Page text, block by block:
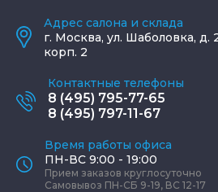
Адрес салона и склада
г. Москва, ул. Шаболовка, д.
корп. 2
Контактные телефоны
8 (495) 795-77-65
8 (495) 797-11-67
Время работы офиса
ПН-ВС 9:00 - 19:00
Прием заказов круглосуточно
Самовывоз ПН-СБ 9-19, ВС 12-17